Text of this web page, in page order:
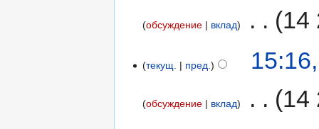
обсуждение вклад 14
текущ. пред.
обсуждение вклад
14